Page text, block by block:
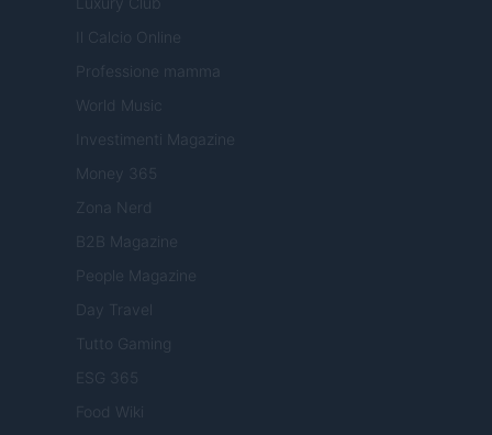
Il Calcio Online
Professione mamma
World Music
Investimenti Magazine
Money 365
Zona Nerd
B2B Magazine
People Magazine
Day Travel
Tutto Gaming
ESG 365
Food Wiki